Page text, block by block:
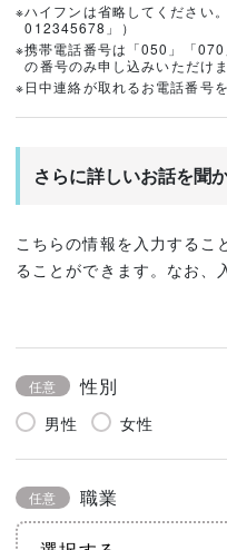
※ハイフンは省略してください
012345678」）
※携帯電話番号は「050」「
の番号のみ申し込みいただけま
※日中連絡が取れるお電話番号
さらに詳しいお話を聞
こちらの情報を入力するこ
ることができます。なお、
任意 性別
男性 女性
任意 職業